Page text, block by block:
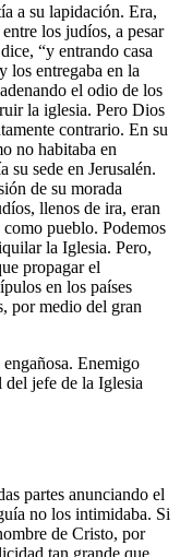
a su lapidación. Era,
los judíos, a pesar
“y entrando casa
los entregaba en la
el odio de los
la iglesia. Pero Dios
contrario. En su
no habitaba en
su sede en Jerusalén.
de su morada
llenos de ira, eran
pueblo. Podemos
la Iglesia. Pero,
propagar el
en los países
por medio del gran
Enemigo
jefe de la Iglesia
partes anunciando el
no los intimidaba. Si
de Cristo, por